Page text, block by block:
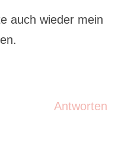
auch wieder mein
Antworten